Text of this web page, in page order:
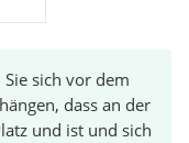
sich vor dem
dass an der
und ist und sich